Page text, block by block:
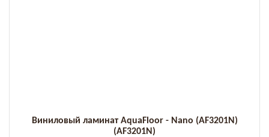
Виниловый ламинат AquaFloor - Nano (AF3201N)
(AF3201N)